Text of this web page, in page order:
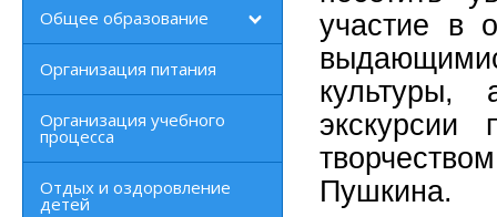
Общее образование
Организация питания
Организация учебного
процесса
Отдых и оздоровление
детей
участие в
культуры,
Пушкина.